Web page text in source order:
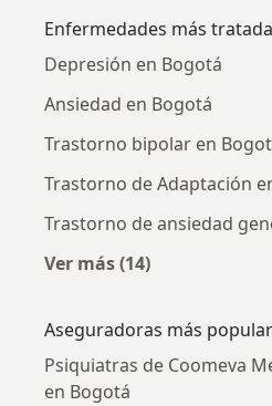
Enfermedades más
Depresión en Bogotá
Ansiedad en Bogotá
Trastorno bipolar en
Trastorno de Adaptación
Trastorno de ansiedad
Ver más (14)
Aseguradoras más
Psiquiatras de Coomeva
en Bogotá